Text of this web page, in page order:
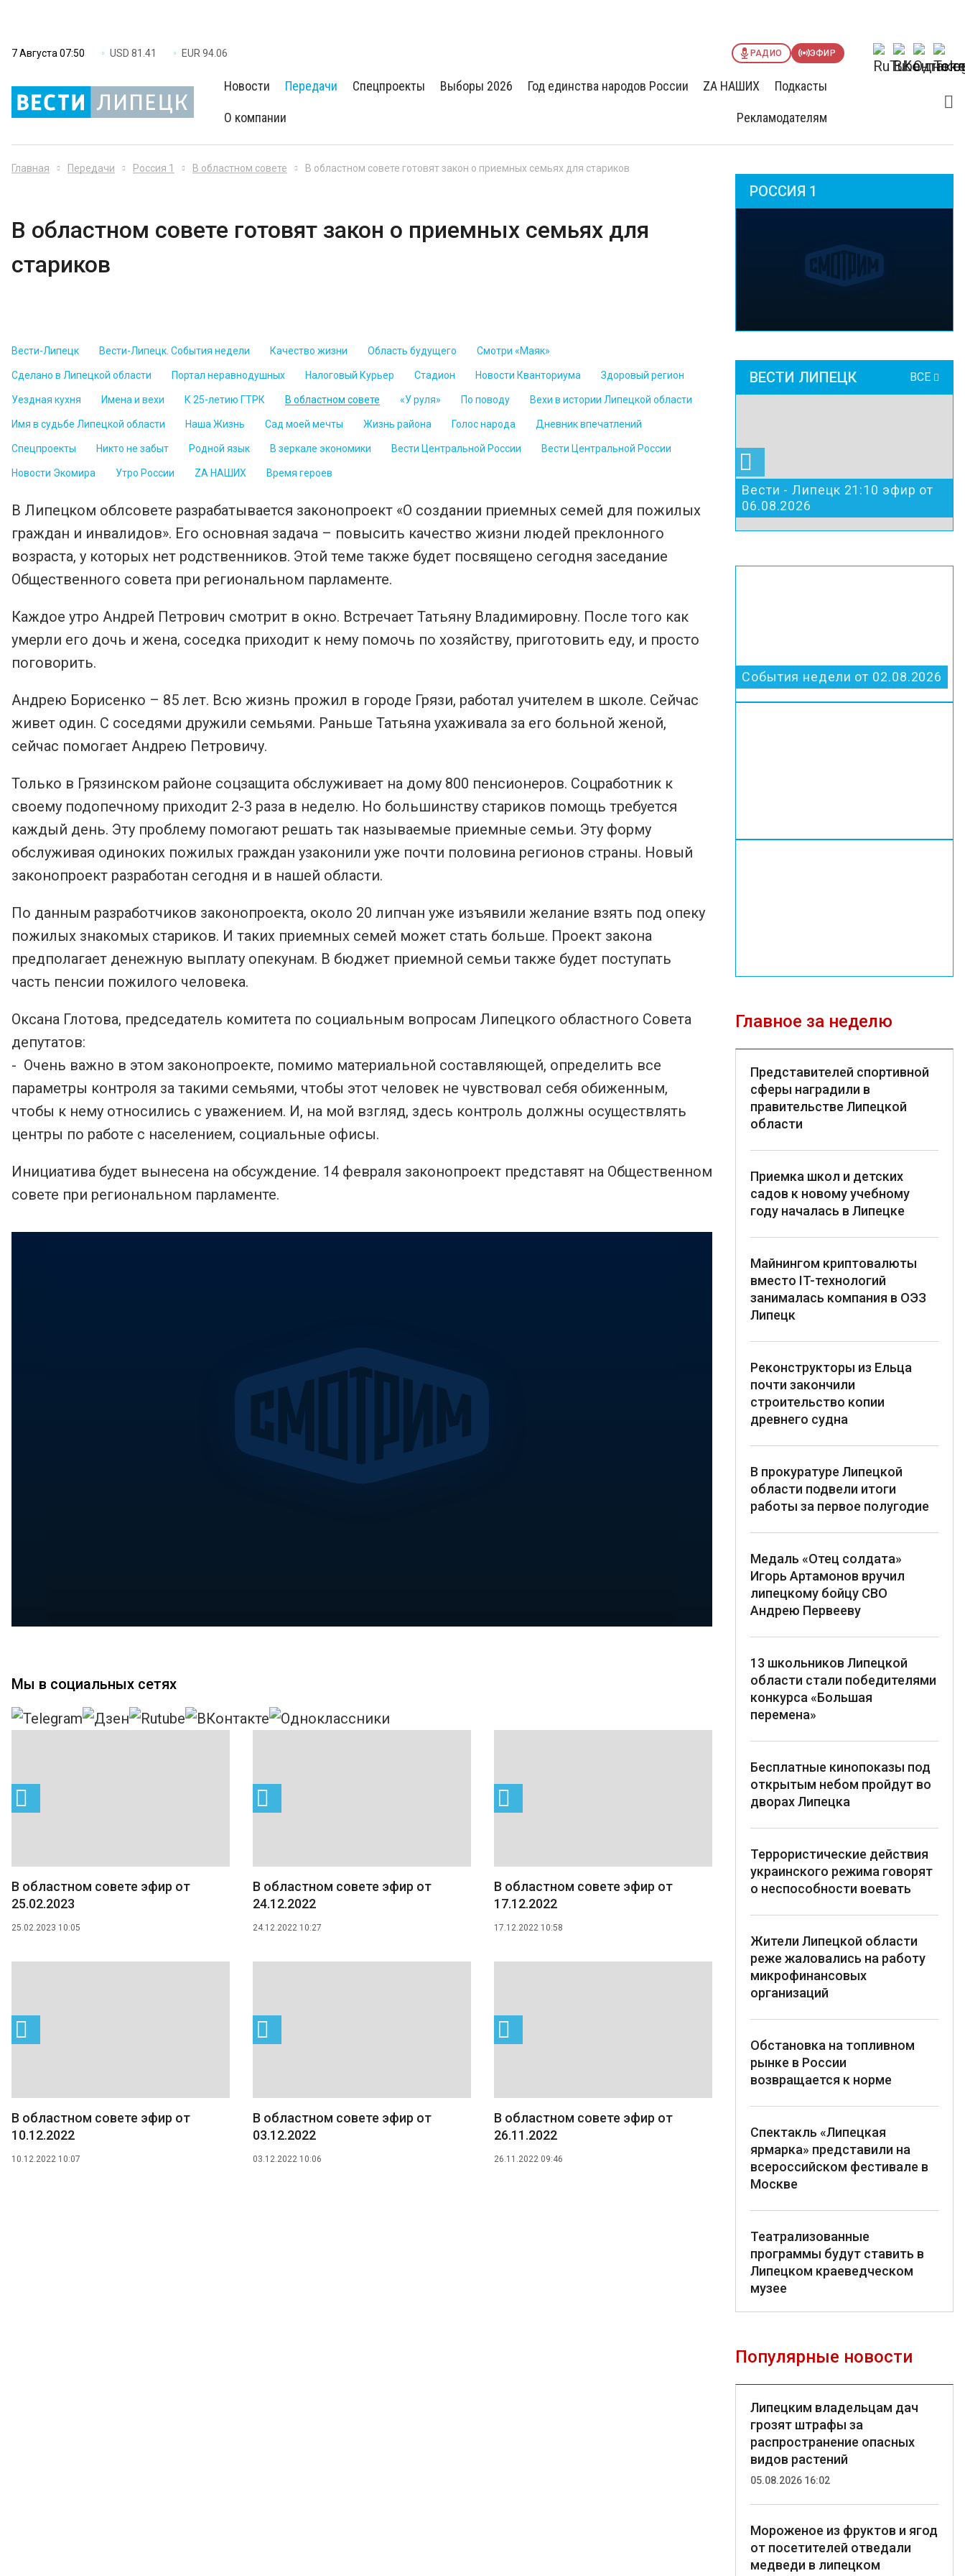
7 Августа 07:50 USD 81.41 EUR 94.06 РАДИО ЭФИР
Новости Передачи Спецпроекты Выборы 2026 Год единства народов России ZА НАШИХ Подкасты
О компании Рекламодателям
Главная Передачи Россия 1 В областном совете В областном совете готовят закон о приемных семьях для стариков
В областном совете готовят закон о приемных семьях для
стариков
Вести-Липецк Вести-Липецк. События недели Качество жизни Область будущего Смотри «Маяк»
Сделано в Липецкой области Портал неравнодушных Налоговый Курьер Стадион Новости Кванториума Здоровый регион
Уездная кухня Имена и вехи К 25-летию ГТРК В областном совете «У руля» По поводу Вехи в истории Липецкой области
Имя в судьбе Липецкой области Наша Жизнь Сад моей мечты Жизнь района Голос народа Дневник впечатлений
Спецпроекты Никто не забыт Родной язык В зеркале экономики Вести Центральной России Вести Центральной России
Новости Экомира Утро России ZА НАШИХ Время героев
В Липецком облсовете разрабатывается законопроект «О создании приемных семей для пожилых
граждан и инвалидов». Его основная задача – повысить качество жизни людей преклонного
возраста, у которых нет родственников. Этой теме также будет посвящено сегодня заседание
Общественного совета при региональном парламенте.
Каждое утро Андрей Петрович смотрит в окно. Встречает Татьяну Владимировну. После того как
умерли его дочь и жена, соседка приходит к нему помочь по хозяйству, приготовить еду, и просто
поговорить.
Андрею Борисенко – 85 лет. Всю жизнь прожил в городе Грязи, работал учителем в школе. Сейчас
живет один. С соседями дружили семьями. Раньше Татьяна ухаживала за его больной женой,
сейчас помогает Андрею Петровичу.
Только в Грязинском районе соцзащита обслуживает на дому 800 пенсионеров. Соцработник к
своему подопечному приходит 2-3 раза в неделю. Но большинству стариков помощь требуется
каждый день. Эту проблему помогают решать так называемые приемные семьи. Эту форму
обслуживая одиноких пожилых граждан узаконили уже почти половина регионов страны. Новый
законопроект разработан сегодня и в нашей области.
По данным разработчиков законопроекта, около 20 липчан уже изъявили желание взять под опеку
пожилых знакомых стариков. И таких приемных семей может стать больше. Проект закона
предполагает денежную выплату опекунам. В бюджет приемной семьи также будет поступать
часть пенсии пожилого человека.
Оксана Глотова, председатель комитета по социальным вопросам Липецкого областного Совета
депутатов:
- Очень важно в этом законопроекте, помимо материальной составляющей, определить все
параметры контроля за такими семьями, чтобы этот человек не чувствовал себя обиженным,
чтобы к нему относились с уважением. И, на мой взгляд, здесь контроль должны осуществлять
центры по работе с населением, социальные офисы.
Инициатива будет вынесена на обсуждение. 14 февраля законопроект представят на Общественном
совете при региональном парламенте.
Мы в социальных сетях
В областном совете эфир от
25.02.2023
25.02.2023 10:05
В областном совете эфир от
24.12.2022
24.12.2022 10:27
В областном совете эфир от
17.12.2022
17.12.2022 10:58
В областном совете эфир от
10.12.2022
10.12.2022 10:07
В областном совете эфир от
03.12.2022
03.12.2022 10:06
В областном совете эфир от
26.11.2022
26.11.2022 09:46
РОССИЯ 1
ВЕСТИ ЛИПЕЦК ВСЕ
Вести - Липецк 21:10 эфир от
06.08.2026
События недели от 02.08.2026
Главное за неделю
Представителей спортивной
сферы наградили в
правительстве Липецкой
области
Приемка школ и детских
садов к новому учебному
году началась в Липецке
Майнингом криптовалюты
вместо IT-технологий
занималась компания в ОЭЗ
Липецк
Реконструкторы из Ельца
почти закончили
строительство копии
древнего судна
В прокуратуре Липецкой
области подвели итоги
работы за первое полугодие
Медаль «Отец солдата»
Игорь Артамонов вручил
липецкому бойцу СВО
Андрею Первееву
13 школьников Липецкой
области стали победителями
конкурса «Большая
перемена»
Бесплатные кинопоказы под
открытым небом пройдут во
дворах Липецка
Террористические действия
украинского режима говорят
о неспособности воевать
Жители Липецкой области
реже жаловались на работу
микрофинансовых
организаций
Обстановка на топливном
рынке в России
возвращается к норме
Спектакль «Липецкая
ярмарка» представили на
всероссийском фестивале в
Москве
Театрализованные
программы будут ставить в
Липецком краеведческом
музее
Популярные новости
Липецким владельцам дач
грозят штрафы за
распространение опасных
видов растений
05.08.2026 16:02
Мороженое из фруктов и ягод
от посетителей отведали
медведи в липецком